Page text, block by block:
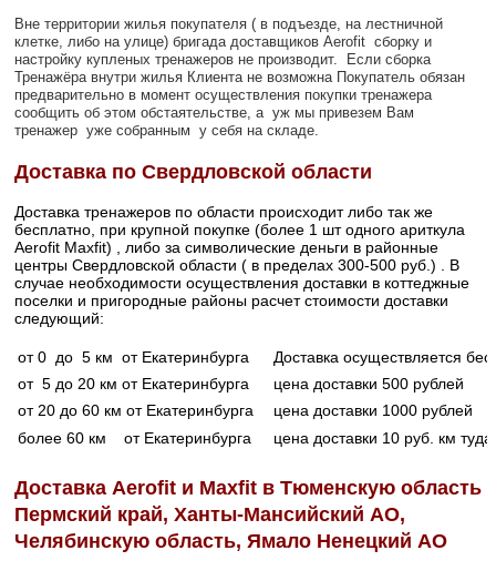
Вне территории жилья покупателя ( в подъезде, на лестничной
клетке, либо на улице) бригада доставщиков Aerofit сборку и
настройку купленых тренажеров не производит. Если сборка
Тренажёра внутри жилья Клиента не возможна Покупатель обязан
предварительно в момент осуществления покупки тренажера
сообщить об этом обстаятельстве, а уж мы привезем Вам
тренажер уже собранным у себя на складе.
Доставка по Свердловской области
Доставка тренажеров по области происходит либо так же
бесплатно, при крупной покупке (более 1 шт одного ариткула
Aerofit Maxfit) , либо за символические деньги в районные
центры Свердловской области ( в пределах 300-500 руб.) . В
случае необходимости осуществления доставки в коттеджные
поселки и пригородные районы расчет стоимости доставки
следующий:
от 0 до 5 км от Екатеринбурга
Доставка осуществляется
от 5 до 20 км от Екатеринбурга
цена доставки 500 рублей
от 20 до 60 км от Екатеринбурга
цена доставки 1000 рублей
более 60 км от Екатеринбурга
цена доставки 10 руб. км
Доставка Aerofit и Maxfit в Тюменскую область
Пермский край, Ханты-Мансийский АО,
Челябинскую область, Ямало Ненецкий АО